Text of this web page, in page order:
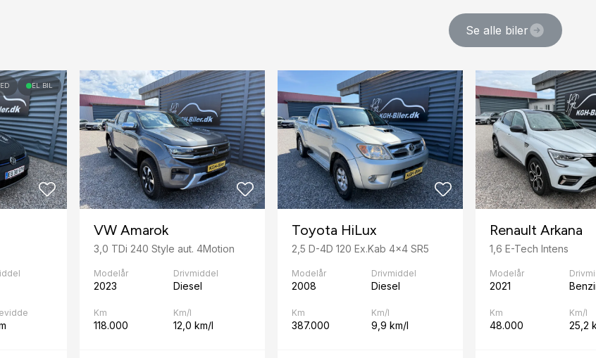
Se alle biler
EL BIL
VW Amarok
3,0 TDi 240 Style aut. 4Motion
Modelår
2023
Drivmiddel
Diesel
Km
118.000
Km/l
12,0 km/l
Toyota HiLux
2,5 D-4D 120 Ex.Kab 4x4 SR5
Modelår
2008
Drivmiddel
Diesel
Km
387.000
Km/l
9,9 km/l
Renault Arkana
1,6 E-Tech Intens
Modelår
2021
Km
48.000
Km/l
25,2